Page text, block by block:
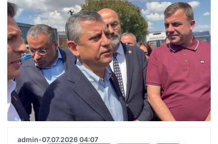
admin•07.07.2026 04:07